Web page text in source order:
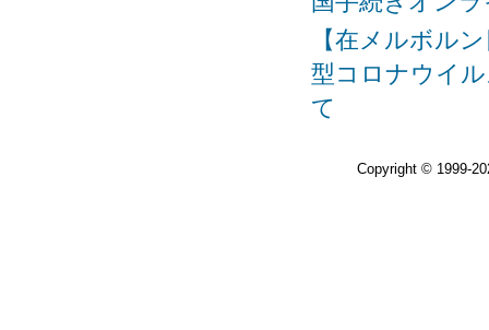
【在メルボル
型コロナウイ
て
Copyright © 1999-